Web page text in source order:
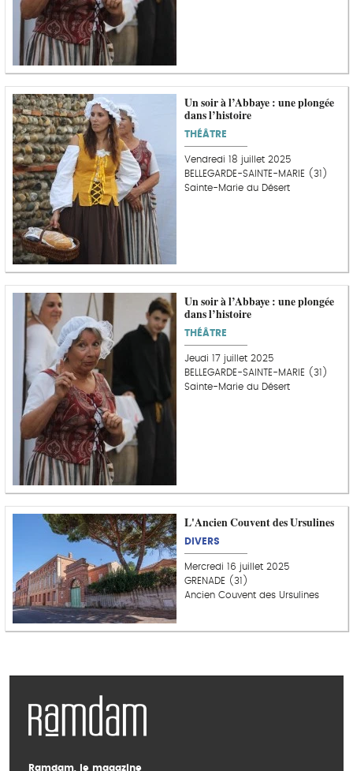
Un soir à l’Abbaye : une plongée
dans l’histoire
THÉÂTRE
Vendredi 18 juillet 2025
BELLEGARDE-SAINTE-MARIE (31)
Sainte-Marie du Désert
Un soir à l’Abbaye : une plongée
dans l’histoire
THÉÂTRE
Jeudi 17 juillet 2025
BELLEGARDE-SAINTE-MARIE (31)
Sainte-Marie du Désert
L'Ancien Couvent des Ursulines
DIVERS
Mercredi 16 juillet 2025
GRENADE (31)
Ancien Couvent des Ursulines
Ramdam, le magazine